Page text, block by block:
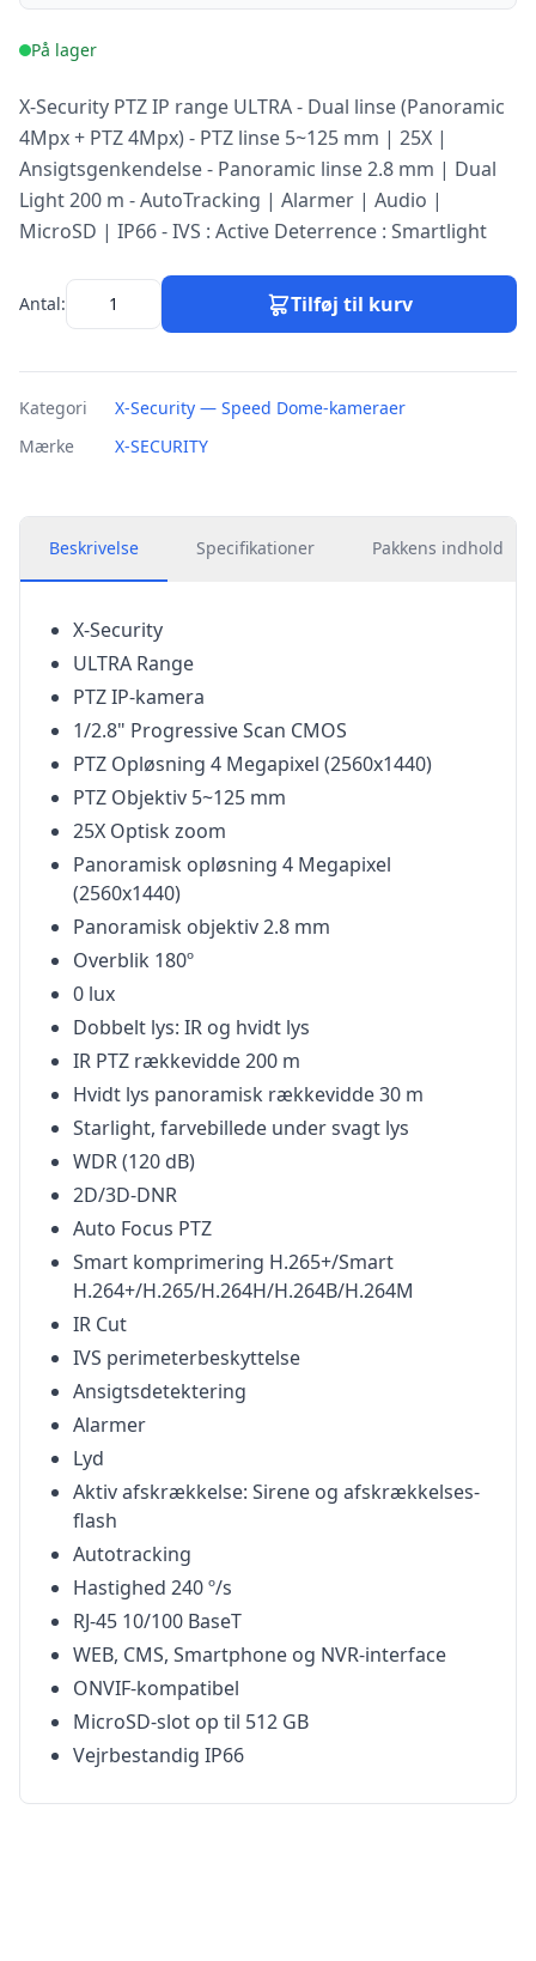
På lager
X-Security PTZ IP range ULTRA - Dual linse (Panoramic
4Mpx + PTZ 4Mpx) - PTZ linse 5~125 mm | 25X |
Ansigtsgenkendelse - Panoramic linse 2.8 mm | Dual
Light 200 m - AutoTracking | Alarmer | Audio |
MicroSD | IP66 - IVS : Active Deterrence : Smartlight
Antal: Tilføj til kurv
Kategori
X-Security — Speed Dome-kameraer
Mærke
X-SECURITY
Beskrivelse Specifikationer Pakkens indhold
X-Security
ULTRA Range
PTZ IP-kamera
1/2.8" Progressive Scan CMOS
PTZ Opløsning 4 Megapixel (2560x1440)
PTZ Objektiv 5~125 mm
25X Optisk zoom
Panoramisk opløsning 4 Megapixel
(2560x1440)
Panoramisk objektiv 2.8 mm
Overblik 180º
0 lux
Dobbelt lys: IR og hvidt lys
IR PTZ rækkevidde 200 m
Hvidt lys panoramisk rækkevidde 30 m
Starlight, farvebillede under svagt lys
WDR (120 dB)
2D/3D-DNR
Auto Focus PTZ
Smart komprimering H.265+/Smart
H.264+/H.265/H.264H/H.264B/H.264M
IR Cut
IVS perimeterbeskyttelse
Ansigtsdetektering
Alarmer
Lyd
Aktiv afskrækkelse: Sirene og afskrækkelses-
flash
Autotracking
Hastighed 240 º/s
RJ-45 10/100 BaseT
WEB, CMS, Smartphone og NVR-interface
ONVIF-kompatibel
MicroSD-slot op til 512 GB
Vejrbestandig IP66